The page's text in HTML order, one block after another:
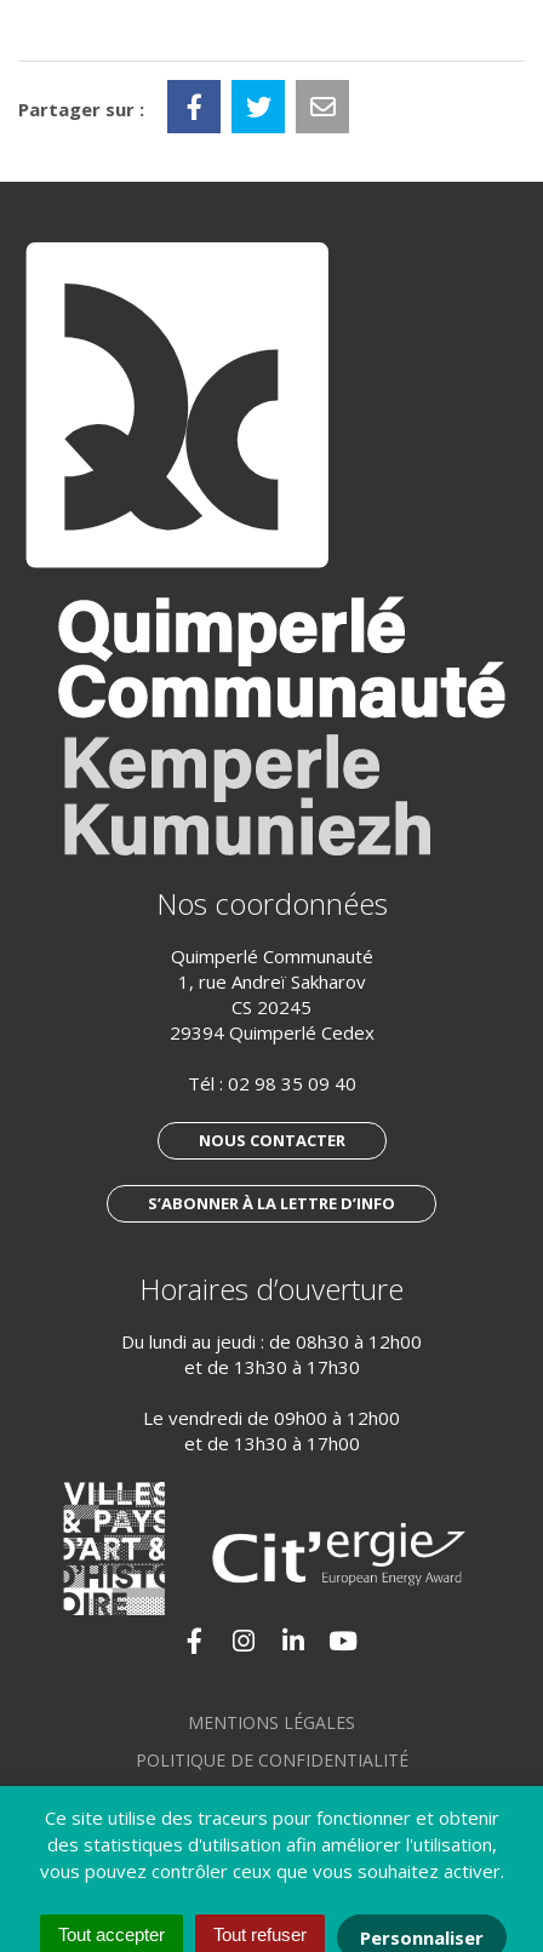
Ce site utilise des traceurs pour fonctionner et obtenir
des statistiques d'utilisation afin améliorer l'utilisation,
vous pouvez contrôler ceux que vous souhaitez activer.
Tout accepter Tout refuser Personnaliser
Partager sur :
Nos coordonnées
Quimperlé Communauté
1, rue Andreï Sakharov
CS 20245
29394 Quimperlé Cedex
Tél : 02 98 35 09 40
NOUS CONTACTER
S’ABONNER À LA LETTRE D’INFO
Horaires d’ouverture
Du lundi au jeudi : de 08h30 à 12h00
et de 13h30 à 17h30
Le vendredi de 09h00 à 12h00
et de 13h30 à 17h00
Lien vers le compte Facebook
Lien vers le compte Instagram
Lien vers le compte
MENTIONS LÉGALES
POLITIQUE DE CONFIDENTIALITÉ
PLAN DU SITE
CRÉDITS
ACCESSIBILITÉ : NON CONFORME